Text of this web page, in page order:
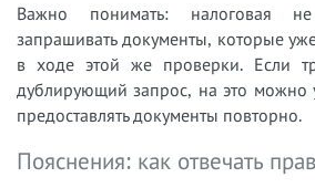
Важно понимать: налоговая
запрашивать документы, которые
в ходе этой же проверки. Если
дублирующий запрос, на это можно
предоставлять документы повторно.
Пояснения: как отвечать